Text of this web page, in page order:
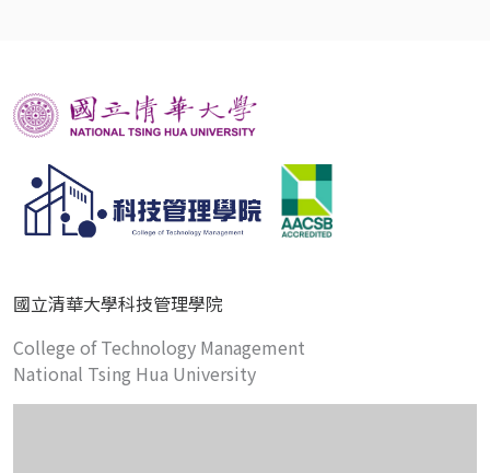
國立清華大學科技管理學院
College of Technology Management
National Tsing Hua University